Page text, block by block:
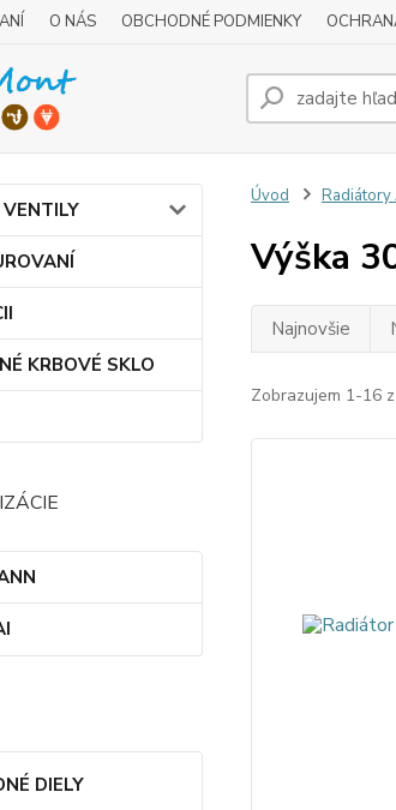
O NÁS OBCHODNÉ PODMIENKY
KRBOVÉ SKLO
DIELY
Úvod Radiátory
Výška
Najnovšie
Zobrazujem 1-16